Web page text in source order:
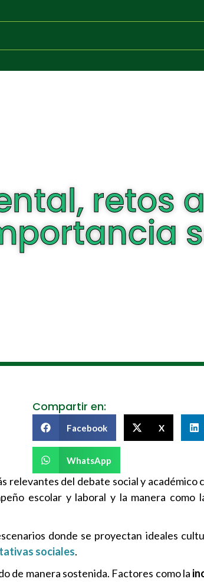
retos
Compartir en:
Facebook X
WhatsApp
relevantes del debate social y académico
escolar y laboral y la manera como
donde se proyectan ideales
sociales.
de manera sostenida. Factores como la